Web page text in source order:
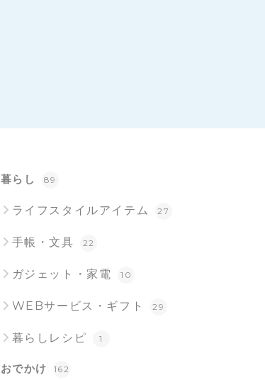
暮らし 89
ライフスタイルアイテム 27
手帳・文具 22
ガジェット・家電 10
WEBサービス・ギフト 29
暮らしレシピ 1
おでかけ 162